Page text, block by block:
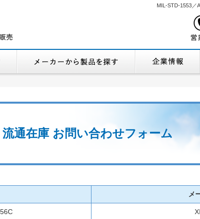
通在庫 お問い合わせフォーム
MIL-STD-1553／
メ